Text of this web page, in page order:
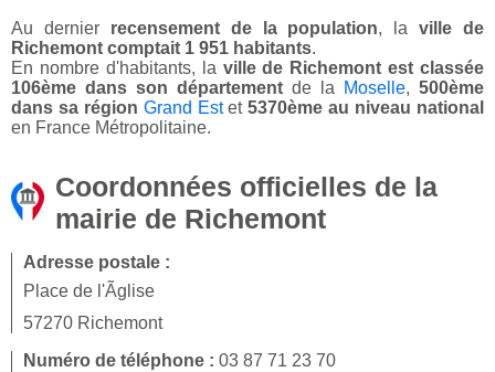
Au dernier recensement de la population, laville de
Richemont comptait 1 951 habitants.
En nombre d'habitants, la ville de Richemont est classée
106ème dans son département de la Moselle, 500ème
dans sa région Grand Estet5370ème au niveau national
en France Métropolitaine.
Coordonnées officielles de la
mairie de Richemont
Adresse postale :
Place de l'Ãglise
57270 Richemont
Numéro de téléphone : 03 87 71 23 70